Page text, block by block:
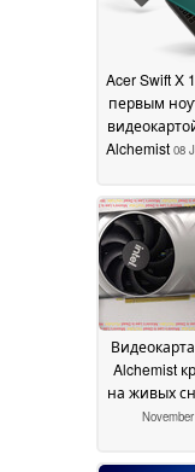
Acer Swift X
первым
Alchemist 08
Alchemist
на живых